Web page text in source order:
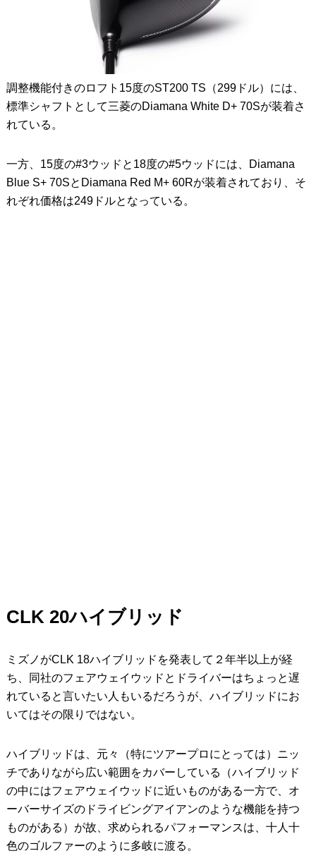
調整機能付きのロフト15度のST200 TS（299ドル）には、
標準シャフトとして三菱のDiamana White D+ 70Sが装着さ
れている。
一方、15度の#3ウッドと18度の#5ウッドには、Diamana
Blue S+ 70SとDiamana Red M+ 60Rが装着されており、そ
れぞれ価格は249ドルとなっている。
CLK 20ハイブリッド
ミズノがCLK 18ハイブリッドを発表して２年半以上が経
ち、同社のフェアウェイウッドとドライバーはちょっと遅
れていると言いたい人もいるだろうが、ハイブリッドにお
いてはその限りではない。
ハイブリッドは、元々（特にツアープロにとっては）ニッ
チでありながら広い範囲をカバーしている（ハイブリッド
の中にはフェアウェイウッドに近いものがある一方で、オ
ーバーサイズのドライビングアイアンのような機能を持つ
ものがある）が故、求められるパフォーマンスは、十人十
色のゴルファーのように多岐に渡る。